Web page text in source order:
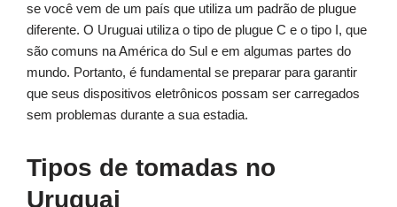
se você vem de um país que utiliza um padrão de plugue
diferente. O Uruguai utiliza o tipo de plugue C e o tipo I, que
são comuns na América do Sul e em algumas partes do
mundo. Portanto, é fundamental se preparar para garantir
que seus dispositivos eletrônicos possam ser carregados
sem problemas durante a sua estadia.
Tipos de tomadas no
Uruguai